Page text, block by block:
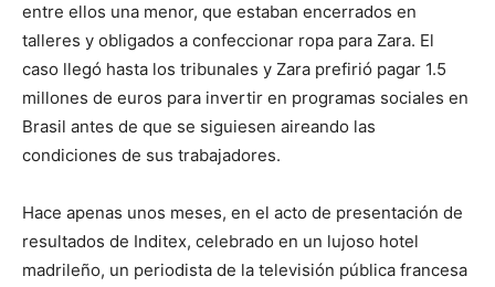
entre ellos una menor, que estaban encerrados en
talleres y obligados a confeccionar ropa para Zara. El
caso llegó hasta los tribunales y Zara prefirió pagar 1.5
millones de euros para invertir en programas sociales en
Brasil antes de que se siguiesen aireando las
condiciones de sus trabajadores.
Hace apenas unos meses, en el acto de presentación de
resultados de Inditex, celebrado en un lujoso hotel
madrileño, un periodista de la televisión pública francesa